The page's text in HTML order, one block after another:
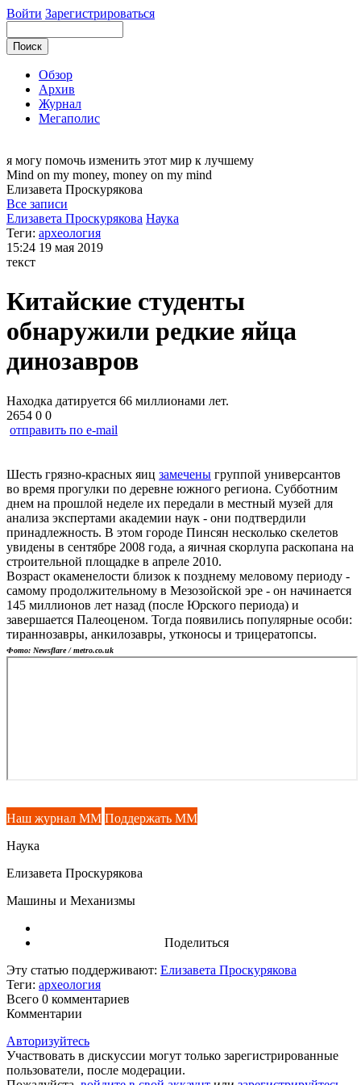
Войти Зарегистрироваться
Обзор
Архив
Журнал
Мегаполис
я могу помочь изменить этот мир к лучшему
Mind on my money, money on my mind
Елизавета Проскурякова
Все записи
Елизавета Проскурякова Наука
Теги: археология
15:24 19 мая 2019
текст
Китайские студенты
обнаружили редкие яйца
динозавров
Находка датируется 66 миллионами лет.
2654 0 0
отправить по e-mail
Шесть грязно-красных яиц замечены группой универсантов
во время прогулки по деревне южного региона. Субботним
днем на прошлой неделе их передали в местный музей для
анализа экспертами академии наук - они подтвердили
принадлежность. В этом городе Пинсян несколько скелетов
увидены в сентябре 2008 года, а яичная скорлупа раскопана на
строительной площадке в апреле 2010.
Возраст окаменелости близок к позднему меловому периоду -
самому продолжительному в Мезозойской эре - он начинается
145 миллионов лет назад (после Юрского периода) и
завершается Палеоценом. Тогда появились популярные особи:
тираннозавры, анкилозавры, утконосы и трицератопсы.
Фото: Newsflare / metro.co.uk
Наш журнал ММ Поддержать ММ
Наука
Елизавета Проскурякова
Машины и Механизмы
Поделиться
Эту статью поддерживают: Елизавета Проскурякова
Теги: археология
Всего 0 комментариев
Комментарии
Авторизуйтесь
Участвовать в дискуссии могут только зарегистрированные
пользователи, после модерации.